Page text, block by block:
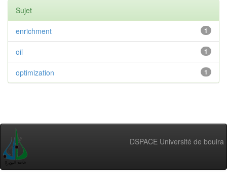
Sujet
1
enrichment
1
oil
1
optimization
DSPACE Université de bouira